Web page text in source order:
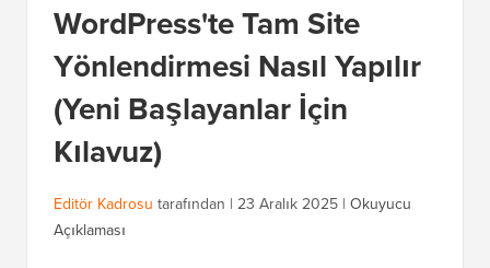
WordPress'te Tam Site
Yönlendirmesi Nasıl Yapılır
(Yeni Başlayanlar İçin
Kılavuz)
Editör Kadrosu tarafından | 23 Aralık 2025 | Okuyucu
Açıklaması